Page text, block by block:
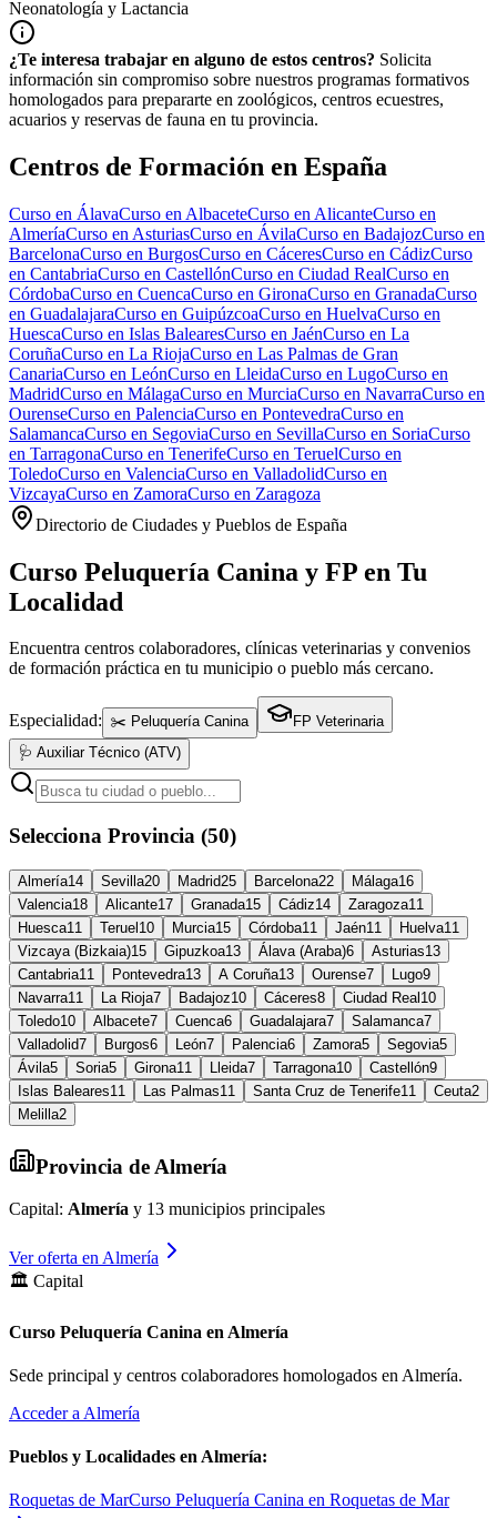
Neonatología y Lactancia
¿Te interesa trabajar en alguno de estos centros? Solicita
información sin compromiso sobre nuestros programas formativos
homologados para prepararte en zoológicos, centros ecuestres,
acuarios y reservas de fauna en tu provincia.
Centros de Formación en España
Curso en ÁlavaCurso en AlbaceteCurso en AlicanteCurso en
AlmeríaCurso en AsturiasCurso en ÁvilaCurso en BadajozCurso en
BarcelonaCurso en BurgosCurso en CáceresCurso en CádizCurso
en CantabriaCurso en CastellónCurso en Ciudad RealCurso en
CórdobaCurso en CuencaCurso en GironaCurso en GranadaCurso
en GuadalajaraCurso en GuipúzcoaCurso en HuelvaCurso en
HuescaCurso en Islas BalearesCurso en JaénCurso en La
CoruñaCurso en La RiojaCurso en Las Palmas de Gran
CanariaCurso en LeónCurso en LleidaCurso en LugoCurso en
MadridCurso en MálagaCurso en MurciaCurso en NavarraCurso en
OurenseCurso en PalenciaCurso en PontevedraCurso en
SalamancaCurso en SegoviaCurso en SevillaCurso en SoriaCurso
en TarragonaCurso en TenerifeCurso en TeruelCurso en
ToledoCurso en ValenciaCurso en ValladolidCurso en
VizcayaCurso en ZamoraCurso en Zaragoza
Directorio de Ciudades y Pueblos de España
Curso Peluquería Canina y FP en Tu
Localidad
Encuentra centros colaboradores, clínicas veterinarias y convenios
de formación práctica en tu municipio o pueblo más cercano.
Especialidad: ✂️ Peluquería Canina
FP Veterinaria
🩺 Auxiliar Técnico (ATV)
Selecciona Provincia (50)
Almería14 Sevilla20 Madrid25 Barcelona22 Málaga16
Valencia18 Alicante17 Granada15 Cádiz14 Zaragoza11
Huesca11 Teruel 10 Murcia15 Córdoba11 Jaén11 Huelva11
Vizcaya (Bizkaia)15 Gipuzkoa13 Álava (Araba)6 Asturias13
Cantabria11 Pontevedra13 A Coruña13 Ourense7 Lugo9
Navarra11 La Rioja7 Badajoz10 Cáceres8 Ciudad Real 10
Toledo10 Albacete7 Cuenca6 Guadalajara7 Salamanca7
Valladolid7 Burgos6 León7 Palencia6 Zamora5 Segovia5
Ávila5 Soria5 Girona11 Lleida7 Tarragona10 Castellón9
Islas Baleares11 Las Palmas11 Santa Cruz de Tenerife11 Ceuta2
Melilla2
Provincia de Almería
Capital: Almería y 13 municipios principales
Ver oferta en Almería
🏛️ Capital
Curso Peluquería Canina en Almería
Sede principal y centros colaboradores homologados en Almería.
Acceder a Almería
Pueblos y Localidades en Almería:
Roquetas de MarCurso Peluquería Canina en Roquetas de Mar